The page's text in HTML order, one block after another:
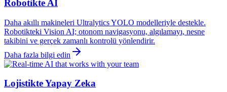
Robotikte AI
Daha akıllı makineleri Ultralytics YOLO modelleriyle destekle.
Robotikteki Vision AI; otonom navigasyonu, algılamayı, nesne
takibini ve gerçek zamanlı kontrolü yönlendirir.
Daha fazla bilgi edin
Lojistikte Yapay Zeka